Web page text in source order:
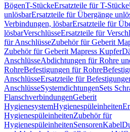
BögenT-StückeErsatzteile für T-Stücke
unlösbarErsatzteile für Übergänge
Verbindungen, lösbarErsatzteile für
lösbarVerschlüsseErsatzteile für
für AnschlüsseZubehör für Geberit
Zubehör für Geberit Mapress Kupfer
AnschlüsseAbdichtungen für Rohre
RohreBefestigungen für Rohre
AnschlüsseErsatzteile für
AnschlüsseSystemdichtungenSets
FlanschverbindungenGeberit
HygienesystemHygienespüleinheiten
HygienespüleinheitenZubehör für
HygienespüleinheitenSensorenKabel